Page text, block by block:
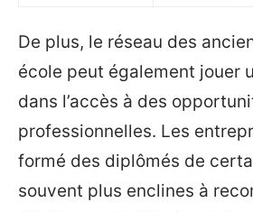
De plus, le réseau des
école peut également jouer
dans l’accès à des
professionnelles. Les
formé des diplômés de
souvent plus enclines à